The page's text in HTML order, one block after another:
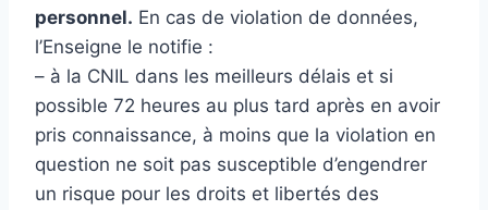
personnel. En cas de violation de données,
l’Enseigne le notifie :
– à la CNIL dans les meilleurs délais et si
possible 72 heures au plus tard après en avoir
pris connaissance, à moins que la violation en
question ne soit pas susceptible d’engendrer
un risque pour les droits et libertés des